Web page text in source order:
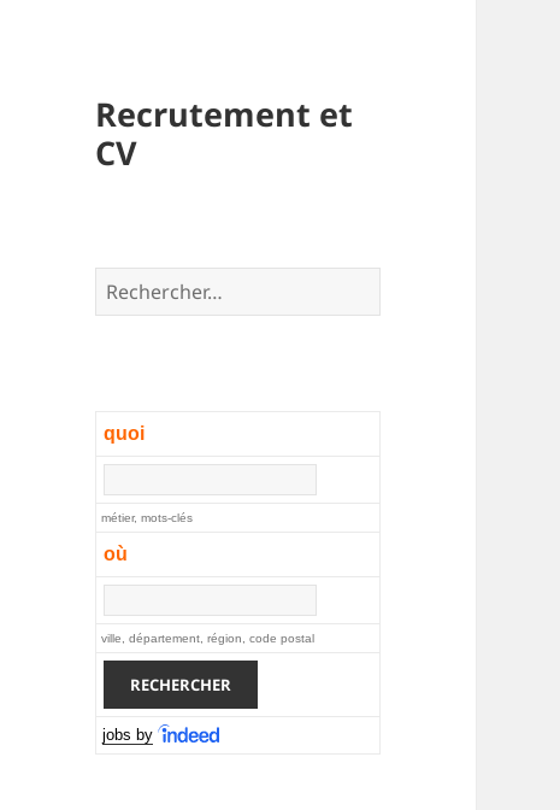
Recrutement et
CV
Rechercher :
quoi
métier, mots-clés
où
ville, département, région, code postal
jobs by